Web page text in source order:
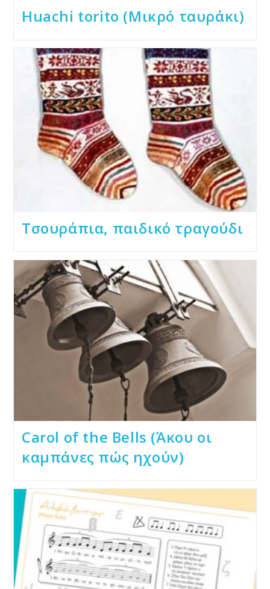
Huachi torito (Μικρό ταυράκι)
Τσουράπια, παιδικό τραγούδι
Carol of the Bells (Άκου οι
καμπάνες πώς ηχούν)